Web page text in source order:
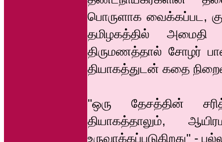
பொருளாக வைக்கப்பட,
தமிழகத்தில் அமைதி
திருமணத்தால் சோழர்
தியாகத்துடன் கதை
"ஒரு தேசத்தின்
தியாகத்தாலும்,
உருவாக்கப்படுகிறது" -